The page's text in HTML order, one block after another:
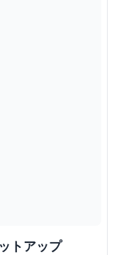
トアップ